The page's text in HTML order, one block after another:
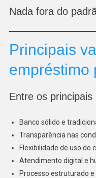
Nada fora do
Principais
empréstimo
Entre os
Banco sólido e
Transparência nas
Flexibilidade de uso do
Atendimento digital e
Processo estruturado e